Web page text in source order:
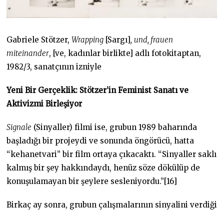
Gabriele Stötzer,Wrapping [Sargı], und, frauen
miteinander, [ve, kadınlar birlikte] adlı fotokitaptan,
1982/3, sanatçının izniyle
Yeni Bir Gerçeklik: Stötzer’in Feminist Sanatı ve
Aktivizmi Birleşiyor
Signale (Sinyaller) filmi ise, grubun 1989 baharında
başladığı bir projeydi ve sonunda öngörücü, hatta
“kehanetvari” bir film ortaya çıkacaktı. “Sinyaller saklı
kalmış bir şey hakkındaydı, henüz söze dökülüp de
konuşulamayan bir şeylere sesleniyordu.”[16]
Birkaç ay sonra, grubun çalışmalarının sinyalini verdiği